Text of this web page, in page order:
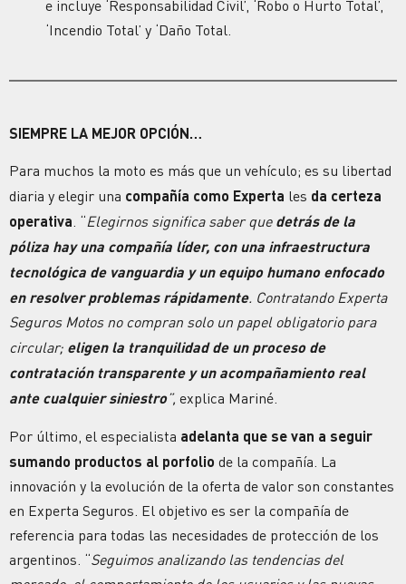
e incluye ‘Responsabilidad Civil’, ‘Robo o Hurto Total’,
‘Incendio Total’ y ‘Daño Total.
SIEMPRE LA MEJOR OPCIÓN…
Para muchos la moto es más que un vehículo; es su libertad
diaria y elegir una compañía como Experta les da certeza
operativa . “Elegirnos significa saber que detrás de la
póliza hay una compañía líder, con una infraestructura
tecnológica de vanguardia y un equipo humano enfocado
en resolver problemas rápidamente. Contratando Experta
Seguros Motos no compran solo un papel obligatorio para
circular; eligen la tranquilidad de un proceso de
contratación transparente y un acompañamiento real
ante cualquier siniestro”, explica Mariné.
Por último, el especialista adelanta que se van a seguir
sumando productos al porfolio de la compañía. La
innovación y la evolución de la oferta de valor son constantes
en Experta Seguros. El objetivo es ser la compañía de
referencia para todas las necesidades de protección de los
argentinos. “Seguimos analizando las tendencias del